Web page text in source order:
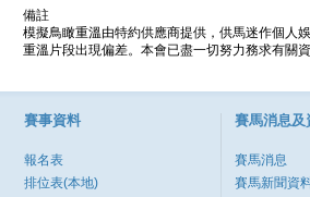
備註
模擬鳥瞰重溫由特約供應商提供，供馬迷作個人
重溫片段出現偏差。本會已盡一切努力務求有關
賽事資料
報名表
排位表(本地)
賽馬消息及
賽馬消息
賽馬新聞資